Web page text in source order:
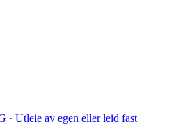
· Utleie av egen eller leid fast